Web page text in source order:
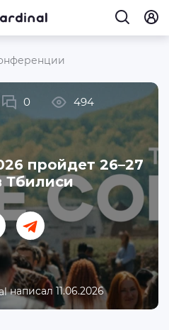
написал 11.06.2026
пройдет 26–27
Тбилиси
0 494